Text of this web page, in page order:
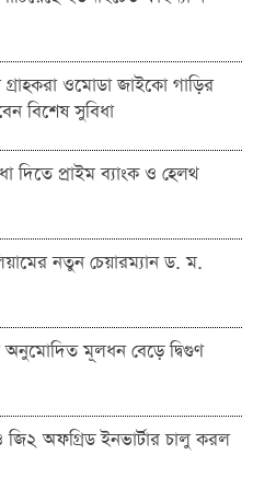
গ্রাহকরা ওমোডা জাইকো গাড়ির
বিশেষ সুবিধা
দিতে প্রাইম ব্যাংক ও হেলথ
নতুন চেয়ারম্যান ড. ম.
অনুমোদিত মূলধন বেড়ে দ্বিগুণ
জি২ অফগ্রিড ইনভার্টার চালু করল